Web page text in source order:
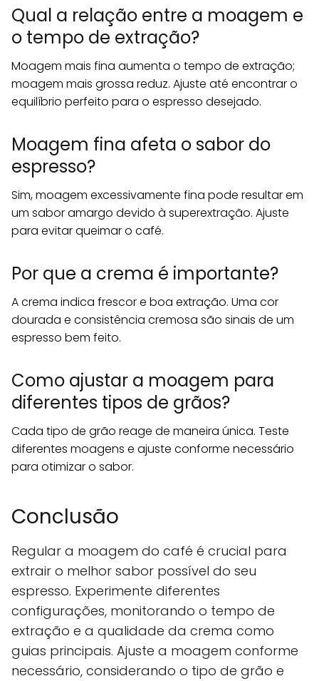
Qual a relação entre a moagem e
o tempo de extração?
Moagem mais fina aumenta o tempo de extração;
moagem mais grossa reduz. Ajuste até encontrar o
equilíbrio perfeito para o espresso desejado.
Moagem fina afeta o sabor do
espresso?
Sim, moagem excessivamente fina pode resultar em
um sabor amargo devido à superextração. Ajuste
para evitar queimar o café.
Por que a crema é importante?
A crema indica frescor e boa extração. Uma cor
dourada e consistência cremosa são sinais de um
espresso bem feito.
Como ajustar a moagem para
diferentes tipos de grãos?
Cada tipo de grão reage de maneira única. Teste
diferentes moagens e ajuste conforme necessário
para otimizar o sabor.
Conclusão
Regular a moagem do café é crucial para
extrair o melhor sabor possível do seu
espresso. Experimente diferentes
configurações, monitorando o tempo de
extração e a qualidade da crema como
guias principais. Ajuste a moagem conforme
necessário, considerando o tipo de grão e